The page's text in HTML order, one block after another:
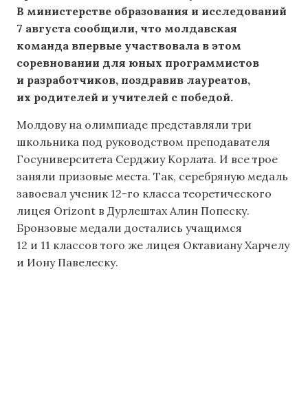
В министерстве образования и исследований
7 августа сообщили, что молдавская
команда впервые участвовала в этом
соревновании для юных программистов
и разработчиков, поздравив лауреатов,
их родителей и учителей с победой.
Молдову на олимпиаде представляли три
школьника под руководством преподавателя
Госуниверситета Серджиу Корлата. И все трое
заняли призовые места. Так, серебряную медаль
завоевал ученик 12-го класса теоретического
лицея Orizont в Дурлештах Алин Попеску.
Бронзовые медали достались учащимся
12 и 11 классов того же лицея Октавиану Харчелу
и Иону Павелеску.